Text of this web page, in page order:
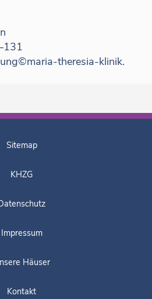
131
theresia-klinik.​
Kontakt
Häuser
Impressum
KHZG
Sitemap